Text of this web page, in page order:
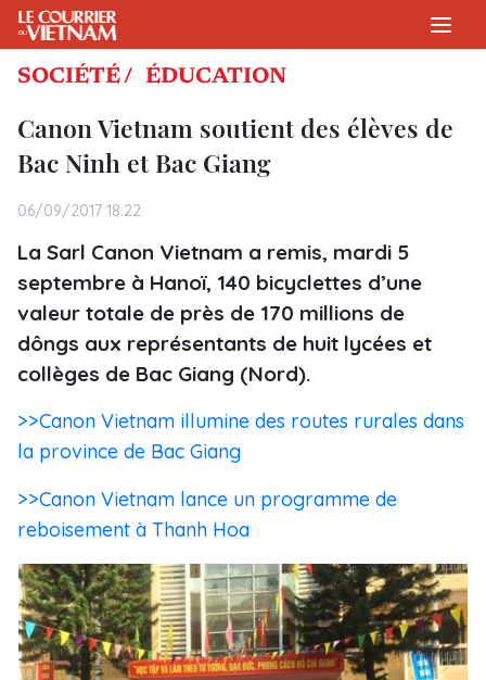
SOCIÉTÉ / ÉDUCATION
Canon Vietnam soutient des élèves de
Bac Ninh et Bac Giang
06/09/2017 18:22
La Sarl Canon Vietnam a remis, mardi 5
septembre à Hanoï, 140 bicyclettes d’une
valeur totale de près de 170 millions de
dôngs aux représentants de huit lycées et
collèges de Bac Giang (Nord).
>>Canon Vietnam illumine des routes rurales dans
la province de Bac Giang
>>Canon Vietnam lance un programme de
reboisement à Thanh Hoa